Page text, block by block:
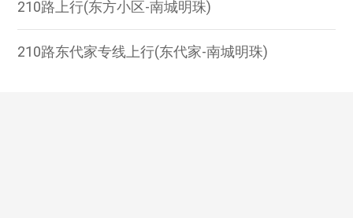
210路上行(东方小区-南城明珠)
210路东代家专线上行(东代家-南城明珠)